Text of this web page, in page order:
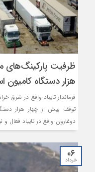
ظرفیت پارکینگ‌های
هزار دستگاه کامیون
فرماندار تایباد واقع در
توقف بیش از چهار هزار
دوغارون واقع در تایباد فعال
۰۶
خرداد